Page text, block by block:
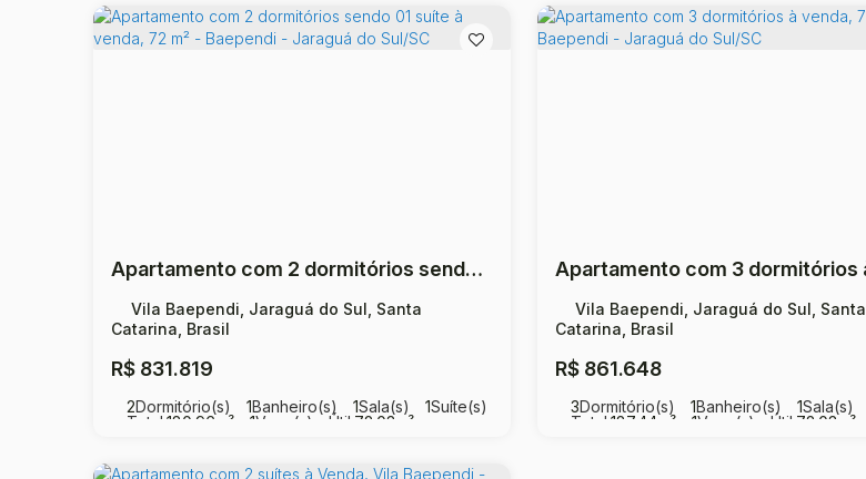
Apartamento com 2 dormitórios sendo 01 suíte à venda, 72 m² - Baependi - Jaraguá do Sul/SC
R$ 831.819
Vila Baependi, Jaraguá do Sul, Santa
Catarina, Brasil
2Dormitório(s) 1Banheiro(s) 1Sala(s) 1Suíte(s)
Total: 180 .96 m² 1Vaga(s) Útil: 72 .03 m²
R$861.648
Vila Baependi, Jaraguá do Sul, Santa
Catarina, Brasil
3Dormitório(s) 1Banheiro(s) 1Sala(s)
Total: 187.44 m² 1Vaga(s) Útil: 72 .03 m²